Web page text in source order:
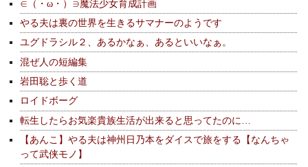
∈（・ω・）∋魔法少女育成計画
やる夫は裏の世界を生きるサマナーのようです
ユグドラシル２、あるかなぁ、あるといいなぁ。
混ぜ人の短編集
岩田聡と歩く道
ロイドボーグ
転生したらお気楽貴族生活が出来ると思ってたのに…
【あんこ】やる夫は神州日乃本をダイスで旅をする【なんちゃ
って武侠モノ】